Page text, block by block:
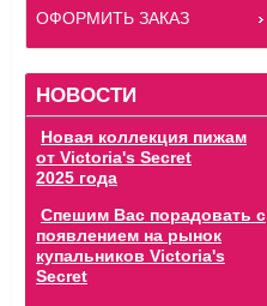
ОФОРМИТЬ ЗАКАЗ
НОВОСТИ
Новая коллекция пижам
от Victoria's Secret
2025 года
Спешим Вас порадовать с
появлением на рынок
купальников Victoria's
Secret